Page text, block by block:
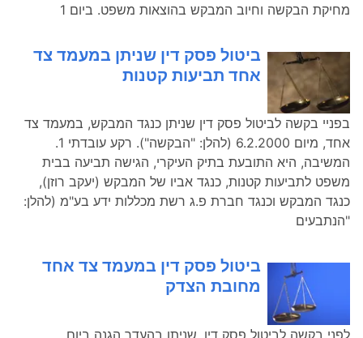
מחיקת הבקשה וחיוב המבקש בהוצאות משפט. ביום 1
ביטול פסק דין שניתן במעמד צד
אחד תביעות קטנות
בפניי בקשה לביטול פסק דין שניתן כנגד המבקש, במעמד צד
אחד, מיום 6.2.2000 (להלן: "הבקשה"). רקע עובדתי 1.
המשיבה, היא התובעת בתיק העיקרי, הגישה תביעה בבית
משפט לתביעות קטנות, כנגד אביו של המבקש (יעקב רוזן),
כנגד המבקש וכנגד חברת פ.ג רשת מכללות ידע בע"מ (להלן:
"הנתבעים
ביטול פסק דין במעמד צד אחד
מחובת הצדק
לפני בקשה לביטול פסק דין, שניתן בהעדר הגנה ביום